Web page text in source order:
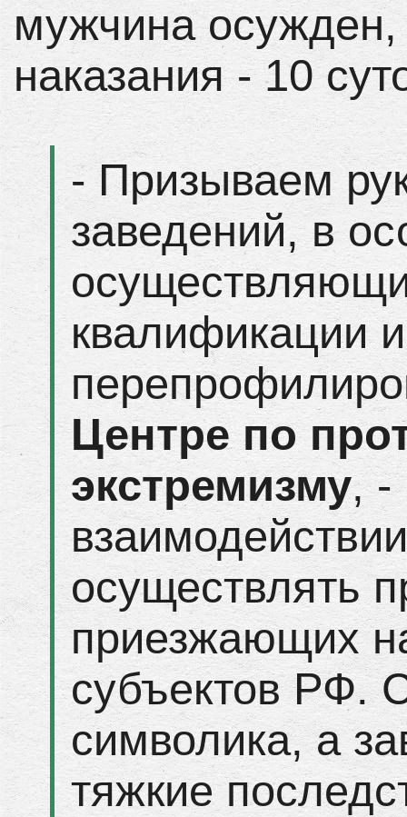
мужчина
наказания - 10
- Призываем
заведений, в
квалификации и
Центре по
экстремизму, -
осуществлять
приезжающих
субъектов РФ.
символика, а
тяжкие